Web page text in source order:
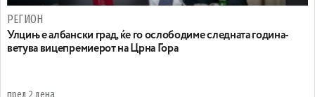
РЕГИОН
Улцињ е албански град, ќе го ослободиме следната година-
ветува вицепремиерот на Црна Гора